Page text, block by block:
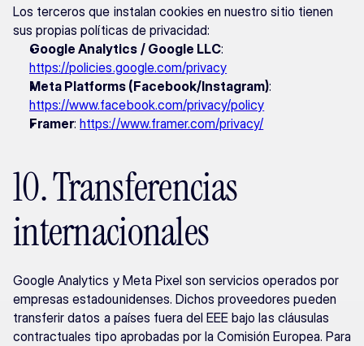
Los terceros que instalan cookies en nuestro sitio tienen
sus propias políticas de privacidad:
Google Analytics / Google LLC
https://policies.google.com/privacy
Meta Platforms (Facebook/Instagram)
https://www.facebook.com/privacy/policy
Framer: https://www.framer.com/privacy/
10. Transferencias
internacionales
Google Analytics y Meta Pixel son servicios operados por
empresas estadounidenses. Dichos proveedores pueden
transferir datos a países fuera del EEE bajo las cláusulas
contractuales tipo aprobadas por la Comisión Europea. Para